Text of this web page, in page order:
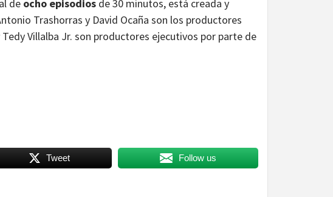
de ocho episodios de 30 minutos, está creada y
Trashorras y David Ocaña son los productores
Villalba Jr. son productores ejecutivos por parte de
Tweet Follow us